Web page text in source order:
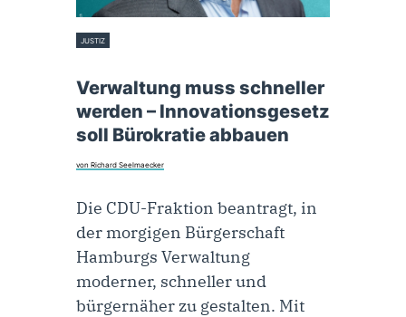
JUSTIZ
Verwaltung muss schneller
werden – Innovationsgesetz
soll Bürokratie abbauen
von Richard Seelmaecker
Die CDU-Fraktion beantragt, in
der morgigen Bürgerschaft
Hamburgs Verwaltung
moderner, schneller und
bürgernäher zu gestalten. Mit